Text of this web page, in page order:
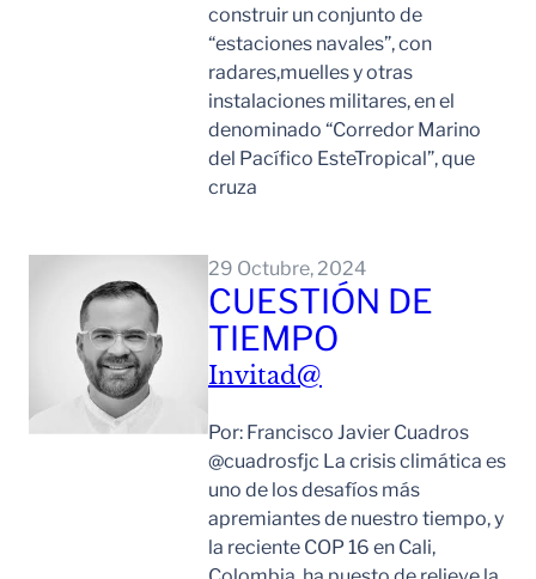
construir un conjunto de
“estaciones navales”, con
radares,muelles y otras
instalaciones militares, en el
denominado “Corredor Marino
del Pacífico EsteTropical”, que
cruza
29 Octubre, 2024
CUESTIÓN DE
TIEMPO
Invitad@
Por: Francisco Javier Cuadros
@cuadrosfjc La crisis climática es
uno de los desafíos más
apremiantes de nuestro tiempo, y
la reciente COP 16 en Cali,